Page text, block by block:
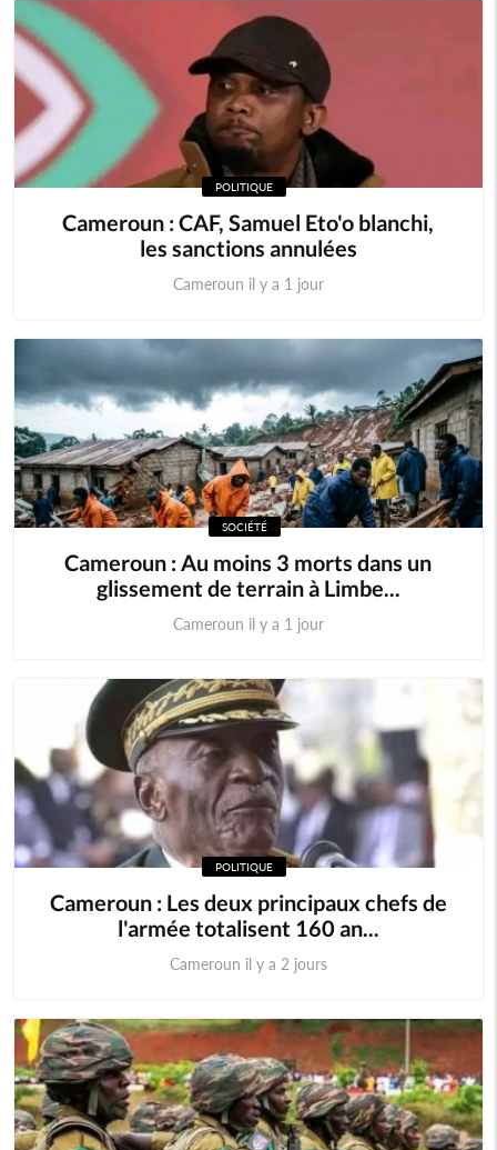
POLITIQUE
Cameroun : CAF, Samuel Eto'o blanchi,
les sanctions annulées
Cameroun il y a 1 jour
SOCIÉTÉ
Cameroun : Au moins 3 morts dans un
glissement de terrain à Limbe...
Cameroun il y a 1 jour
POLITIQUE
Cameroun : Les deux principaux chefs de
l'armée totalisent 160 an...
Cameroun il y a 2 jours